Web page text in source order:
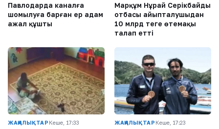
Павлодарда каналға
шомылуға барған ер адам
ажал құшты
Марқұм Нұрай Серікбайдың
отбасы айыпталушыдан
10 млрд теңге өтемақы
талап етті
ЖАҢАЛЫҚТАР Кеше, 17:33 ЖАҢАЛЫҚТАР Кеше, 17:23